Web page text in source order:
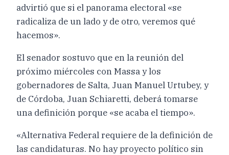
advirtió que si el panorama electoral «se
radicaliza de un lado y de otro, veremos qué
hacemos».
El senador sostuvo que en la reunión del
próximo miércoles con Massa y los
gobernadores de Salta, Juan Manuel Urtubey, y
de Córdoba, Juan Schiaretti, deberá tomarse
una definición porque «se acaba el tiempo».
«Alternativa Federal requiere de la definición de
las candidaturas. No hay proyecto político sin